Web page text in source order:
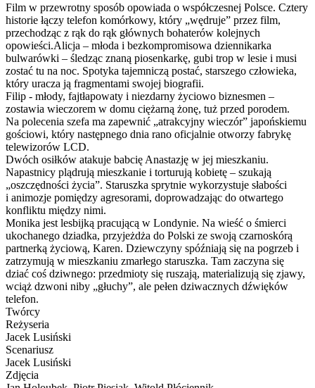
Film w przewrotny sposób opowiada o współczesnej Polsce. Cztery
historie łączy telefon komórkowy, który „wędruje” przez film,
przechodząc z rąk do rąk głównych bohaterów kolejnych
opowieści.Alicja – młoda i bezkompromisowa dziennikarka
bulwarówki – śledząc znaną piosenkarkę, gubi trop w lesie i musi
zostać tu na noc. Spotyka tajemniczą postać, starszego człowieka,
który uracza ją fragmentami swojej biografii.
Filip - młody, fajtłapowaty i niezdarny życiowo biznesmen –
zostawia wieczorem w domu ciężarną żonę, tuż przed porodem.
Na polecenia szefa ma zapewnić „atrakcyjny wieczór” japońskiemu
gościowi, który następnego dnia rano oficjalnie otworzy fabrykę
telewizorów LCD.
Dwóch osiłków atakuje babcię Anastazję w jej mieszkaniu.
Napastnicy plądrują mieszkanie i torturują kobietę – szukają
„oszczędności życia”. Staruszka sprytnie wykorzystuje słabości
i animozje pomiędzy agresorami, doprowadzając do otwartego
konfliktu między nimi.
Monika jest lesbijką pracującą w Londynie. Na wieść o śmierci
ukochanego dziadka, przyjeżdża do Polski ze swoją czarnoskórą
partnerką życiową, Karen. Dziewczyny spóźniają się na pogrzeb i
zatrzymują w mieszkaniu zmarłego staruszka. Tam zaczyna się
dziać coś dziwnego: przedmioty się ruszają, materializują się zjawy,
wciąż dzwoni niby „głuchy”, ale pełen dziwacznych dźwięków
telefon.
Twórcy
Reżyseria
Jacek Lusiński
Scenariusz
Jacek Lusiński
Zdjęcia